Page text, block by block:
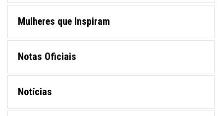
Mulheres que Inspiram
Notas Oficiais
Notícias